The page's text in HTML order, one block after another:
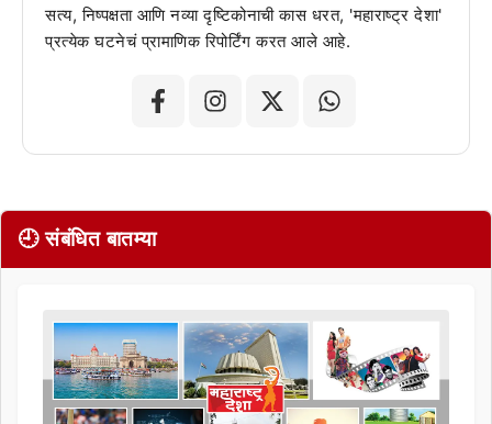
सत्य, निष्पक्षता आणि नव्या दृष्टिकोनाची कास धरत, 'महाराष्ट्र देशा'
प्रत्येक घटनेचं प्रामाणिक रिपोर्टिंग करत आले आहे.
🕘 संबंधित बातम्या